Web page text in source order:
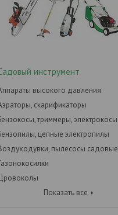
инструмент
высокого давления
скарификаторы
триммеры, электрокосы
цепные электропилы
пылесосы садовые
Показать все